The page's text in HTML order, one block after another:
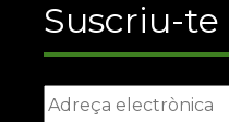
Suscriu-te